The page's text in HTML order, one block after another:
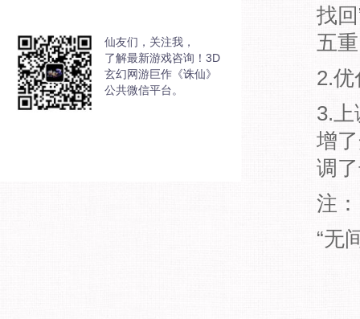
仙友们，关注我，
了解最新游戏咨询！3D
玄幻网游巨作《诛仙》
公共微信平台。
找
五
2.
3.
增
调
注：
“无